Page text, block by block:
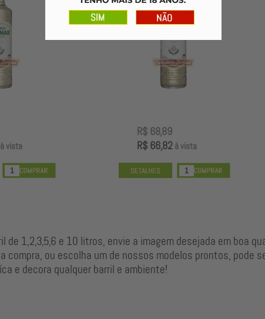
66,82
R$ 55,18
1,2,3,5,6 e 10 litros, envie a imagem desejada em boa
ou escolha um de nossos modelos prontos, pode
e decora qualquer barril e ambiente!